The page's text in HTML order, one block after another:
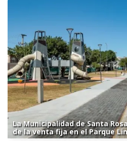
La Municipalidad de Santa
de la venta fija en el Parque